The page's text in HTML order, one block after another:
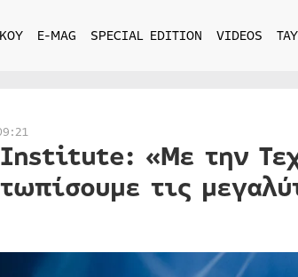
E-MAG SPECIAL EDITION VIDEOS
«Με την
τις